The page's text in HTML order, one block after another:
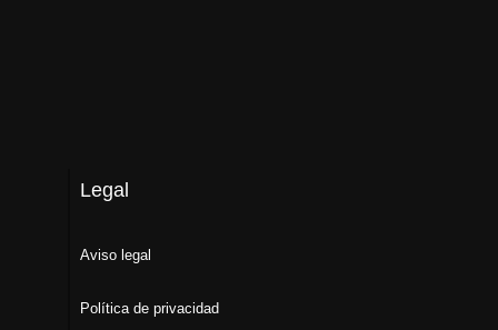
Legal
Aviso legal
Política de privacidad